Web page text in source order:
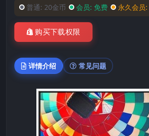
普通: 20金币 会员: 免费 永久会员:
购买下载权限
详情介绍 常见问题